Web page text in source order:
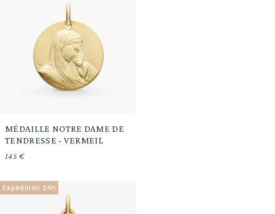
MÉDAILLE NOTRE DAME DE
TENDRESSE - VERMEIL
145 €
Expédition 24h